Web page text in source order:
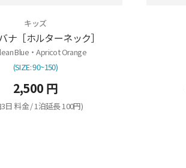
キッズ
ナ［ホルターネック］
Blue・Apricot Orange
(SIZE: 90~150)
2,500 円
日 料金 / 1泊延長 100円)